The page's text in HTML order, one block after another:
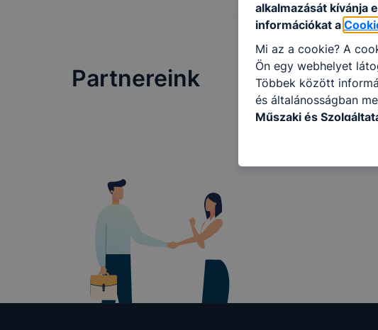
Partnereink
alkalmazását kívánja
információkat a
Mi az a cookie? A
Ön egy webhelyet
Többek között
és általánosságban
Műszaki és
következő célokból
használja Ön a
látogatja, vagy
Minden modern
legtöbb böngésző
ezek általában
előfordulhat, hogy
teljes körű